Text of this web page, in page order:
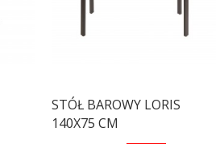
STÓŁ BAROWY LORIS
140X75 CM